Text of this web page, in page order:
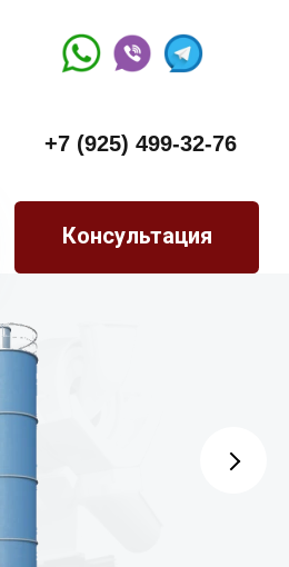
+7 (925) 499-32-76
Консультация